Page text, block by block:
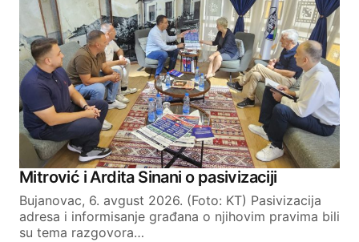
Mitrović i Ardita Sinani o pasivizaciji
Bujanovac, 6. avgust 2026. (Foto: KT) Pasivizacija
adresa i informisanje građana o njihovim pravima bili
su tema razgovora…